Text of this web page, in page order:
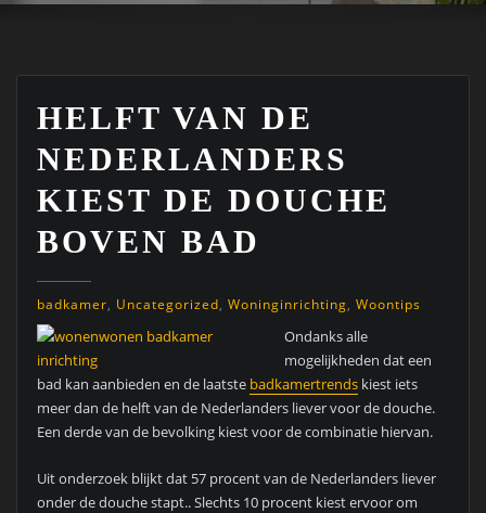
HELFT VAN DE
NEDERLANDERS
KIEST DE DOUCHE
BOVEN BAD
badkamer, Uncategorized, Woninginrichting, Woontips
Ondanks alle
mogelijkheden dat een
bad kan aanbieden en de laatste badkamertrendskiest iets
meer dan de helft van de Nederlanders liever voor de douche.
Een derde van de bevolking kiest voor de combinatie hiervan.
Uit onderzoek blijkt dat 57 procent van de Nederlanders liever
onder de douche stapt.. Slechts 10 procent kiest ervoor om